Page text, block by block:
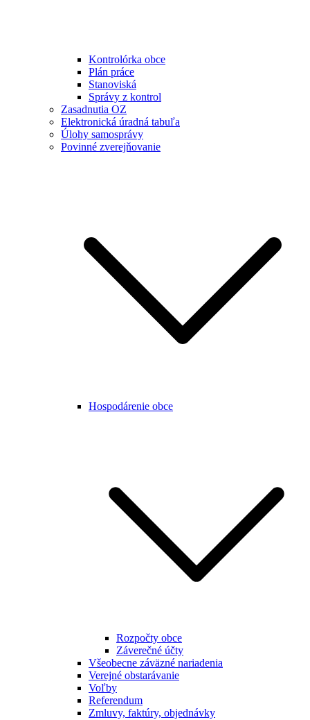
Kontrolórka obce
Plán práce
Stanoviská
Správy z kontrol
Zasadnutia OZ
Elektronická úradná tabuľa
Úlohy samosprávy
Povinné zverejňovanie
Hospodárenie obce
Rozpočty obce
Záverečné účty
Všeobecne záväzné nariadenia
Verejné obstarávanie
Voľby
Referendum
Zmluvy, faktúry, objednávky